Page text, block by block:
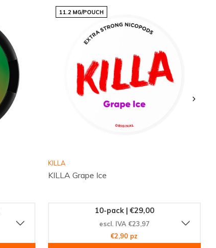
11.2 MG/POUCH
KILLA
KILLA Grape Ice
10-pack | €29,00
escl. IVA €23,97
€2,90 pz